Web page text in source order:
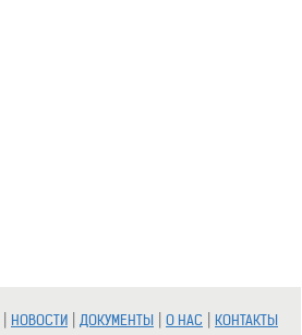
| НОВОСТИ | ДОКУМЕНТЫ | О НАС | КОНТАКТЫ